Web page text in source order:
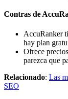
Contras de
AccuRanker
hay plan
Ofrece
parezca que
Relacionado: Las
SEO